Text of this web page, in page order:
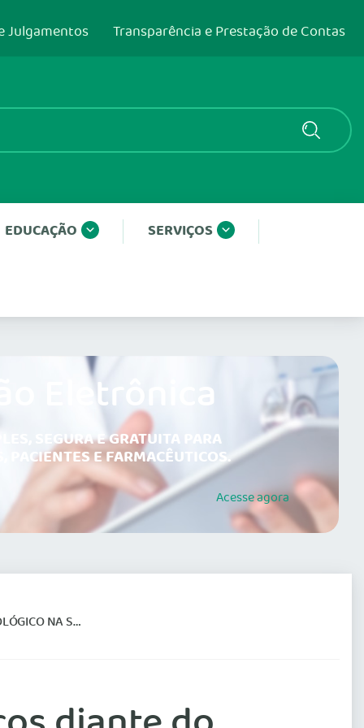
Julgamentos Transparência e Prestação de Contas
EDUCAÇÃO SERVIÇOS
Eletrônica
SEGURA E GRATUITA PARA
PACIENTES E FARMACÊUTICOS.
Acesseagora
NA MEDICINA